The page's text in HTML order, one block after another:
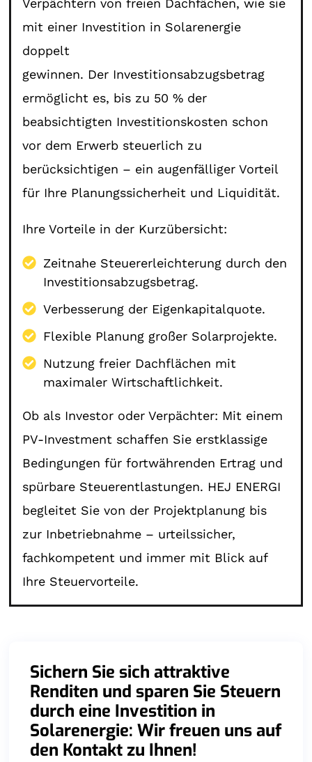
Verpächtern von freien Dachfächen, wie sie
mit einer Investition in Solarenergie
doppelt
gewinnen. Der Investitionsabzugsbetrag
ermöglicht es, bis zu 50 % der
beabsichtigten Investitionskosten schon
vor dem Erwerb steuerlich zu
berücksichtigen – ein augenfälliger Vorteil
für Ihre Planungssicherheit und Liquidität.
Ihre Vorteile in der Kurzübersicht:
Zeitnahe Steuererleichterung durch den
Investitionsabzugsbetrag.
Verbesserung der Eigenkapitalquote.
Flexible Planung großer Solarprojekte.
Nutzung freier Dachflächen mit
maximaler Wirtschaftlichkeit.
Ob als Investor oder Verpächter: Mit einem
PV-Investment schaffen Sie erstklassige
Bedingungen für fortwährenden Ertrag und
spürbare Steuerentlastungen. HEJ ENERGI
begleitet Sie von der Projektplanung bis
zur Inbetriebnahme – urteilssicher,
fachkompetent und immer mit Blick auf
Ihre Steuervorteile.
Sichern Sie sich attraktive
Renditen und sparen Sie Steuern
durch eine Investition in
Solarenergie: Wir freuen uns auf
den Kontakt zu Ihnen!